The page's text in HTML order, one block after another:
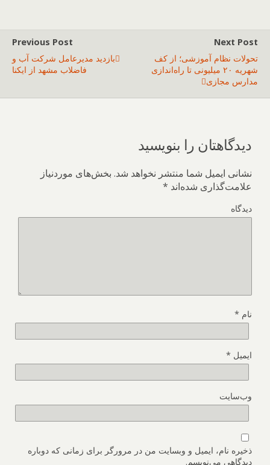
Previous Post
بازدید مدیرعامل شرکت آب و
فاضلاب مشهد از ایکنا
Next Post
تحولات نظام آموزشی؛ از کف
شهریه ۲۰ میلیونی تا راه‌اندازی
مدارس مجازی
دیدگاهتان را بنویسید
نشانی ایمیل شما منتشر نخواهد شد. بخش‌های موردنیاز
علامت‌گذاری شده‌اند *
دیدگاه
نام *
ایمیل *
وب‌سایت
ذخیره نام، ایمیل و وبسایت من در مرورگر برای زمانی که دوباره
دیدگاهی می‌نویسم.